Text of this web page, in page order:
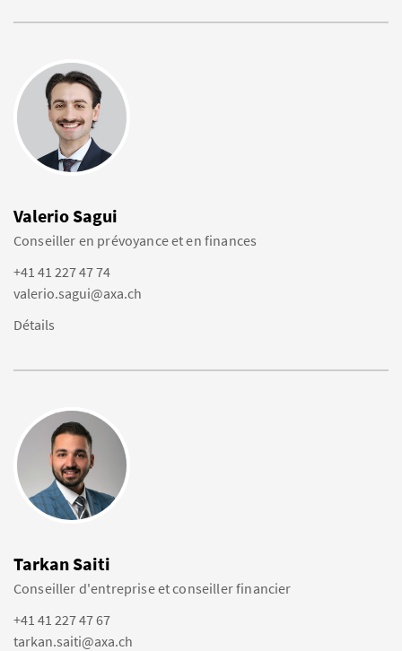
Valerio Sagui
Conseiller en prévoyance et en finances
+41 41 227 47 74
valerio.sagui@axa.ch
Détails
Tarkan Saiti
Conseiller d'entreprise et conseiller financier
+41 41 227 47 67
tarkan.saiti@axa.ch